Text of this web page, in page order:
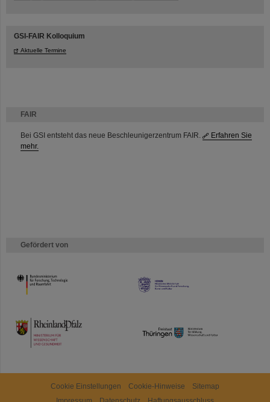
FAIR
Bei GSI entsteht das neue Beschleunigerzentrum FAIR.
Erfahren Sie
mehr.
Gefördert von
HMWK
TMWWDG
GSI-FAIR Kolloquium
Aktuelle Termine
Cookie Einstellungen Cookie-Hinweise
Sitemap